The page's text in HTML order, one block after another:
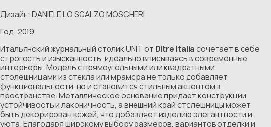
Дизайн: DANIELE LO SCALZO MOSCHERI
Год: 2019
Итальянский журнальный столик UNIT от Ditre Italiaсочетает в себе
строгость и изысканность, идеально вписываясь в современные
интерьеры. Модель с прямоугольными или квадратными
столешницами из стекла или мрамора не только добавляет
функциональности, но и становится стильным акцентом в
пространстве. Металлическое основание придает конструкции
устойчивость и лаконичность, а внешний край столешницы может
быть декорирован кожей, что добавляет изделию элегантности и
уюта. Благодаря широкому выбору размеров, вариантов отделки и